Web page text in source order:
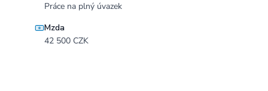
Práce na plný úvazek
Mzda
42 500 CZK